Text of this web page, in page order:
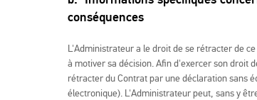
conséquences
L'Administrateur a le droit de se rétracter de
à motiver sa décision. Afin d'exercer son droit
rétracter du Contrat par une déclaration sans
électronique). L'Administrateur peut, sans y